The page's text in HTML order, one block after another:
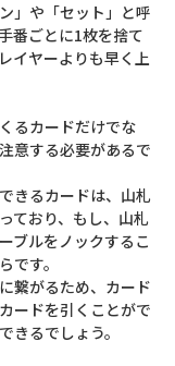
」や「セット」と呼
番ごとに1枚を捨て
イヤーよりも早く上
るカードだけでな
意する必要があるで
きるカードは、山札
ており、もし、山札
ブルをノックするこ
です。
繋がるため、カード
ードを引くことがで
きるでしょう。